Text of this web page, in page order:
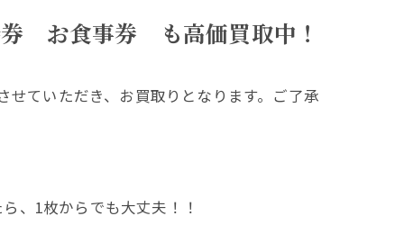
お食事券 も高価買取中！
ていただき、お買取りとなります。ご了承
、1枚からでも大丈夫！！